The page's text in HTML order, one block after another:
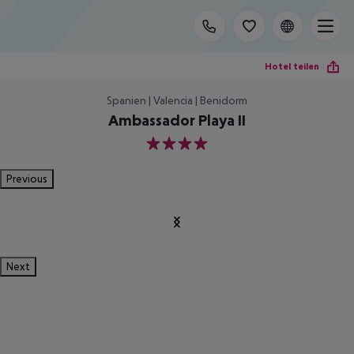
Hotel teilen
Spanien | Valencia | Benidorm
Ambassador Playa II
4
Previous
Next